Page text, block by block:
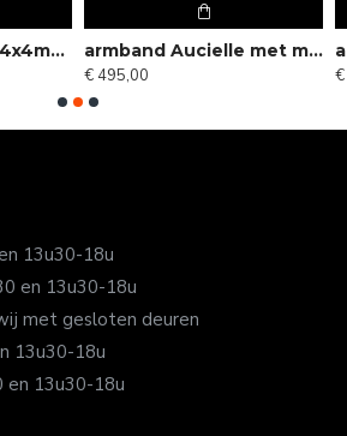
armband Aucielle 4x4mm white Topaz cushion - 119113
armband Aucielle met malachiet - 118635
€ 495,00
13u30-18u
en 13u30-18u
met gesloten deuren
13u30-18u
en 13u30-18u